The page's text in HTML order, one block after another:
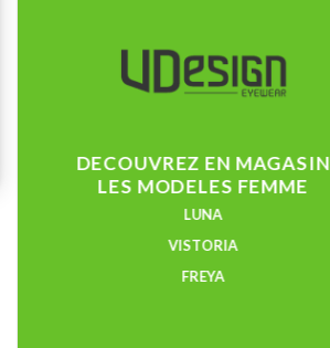
DECOUVREZ EN MAGASIN
LES MODELES FEMME
LUNA
VISTORIA
FREYA